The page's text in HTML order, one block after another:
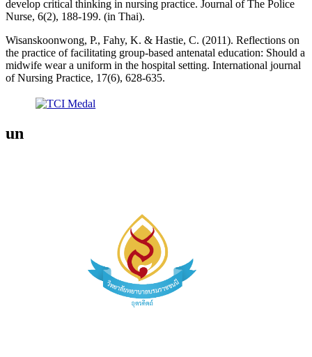
develop critical thinking in nursing practice. Journal of The Police
Nurse, 6(2), 188-199. (in Thai).
Wisanskoonwong, P., Fahy, K. & Hastie, C. (2011). Reflections on
the practice of facilitating group-based antenatal education: Should a
midwife wear a uniform in the hospital setting. International journal
of Nursing Practice, 17(6), 628-635.
un